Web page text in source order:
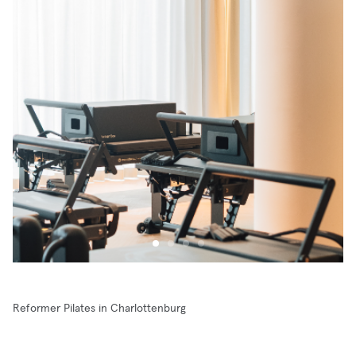
Reformer Pilates in Charlottenburg